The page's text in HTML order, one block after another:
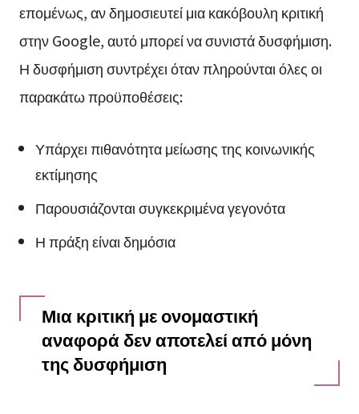
επομένως, αν δημοσιευτεί μια κακόβουλη κριτική
στην Google, αυτό μπορεί να συνιστά δυσφήμιση.
Η δυσφήμιση συντρέχει όταν πληρούνται όλες οι
παρακάτω προϋποθέσεις:
Υπάρχει πιθανότητα μείωσης της κοινωνικής
εκτίμησης
Παρουσιάζονται συγκεκριμένα γεγονότα
Η πράξη είναι δημόσια
Μια κριτική με ονομαστική
αναφορά δεν αποτελεί από μόνη
της δυσφήμιση